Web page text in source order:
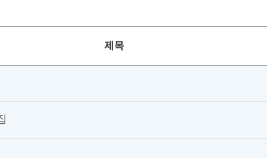
제목